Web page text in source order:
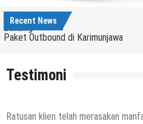
Recent News
Paket Wisata Karimunjawa dengan
Building
Paket Outbound di Karimunjawa
Jawa
Snorkeling Karimunjawa setelah
Testimoni
Ratusan klien telah merasakan